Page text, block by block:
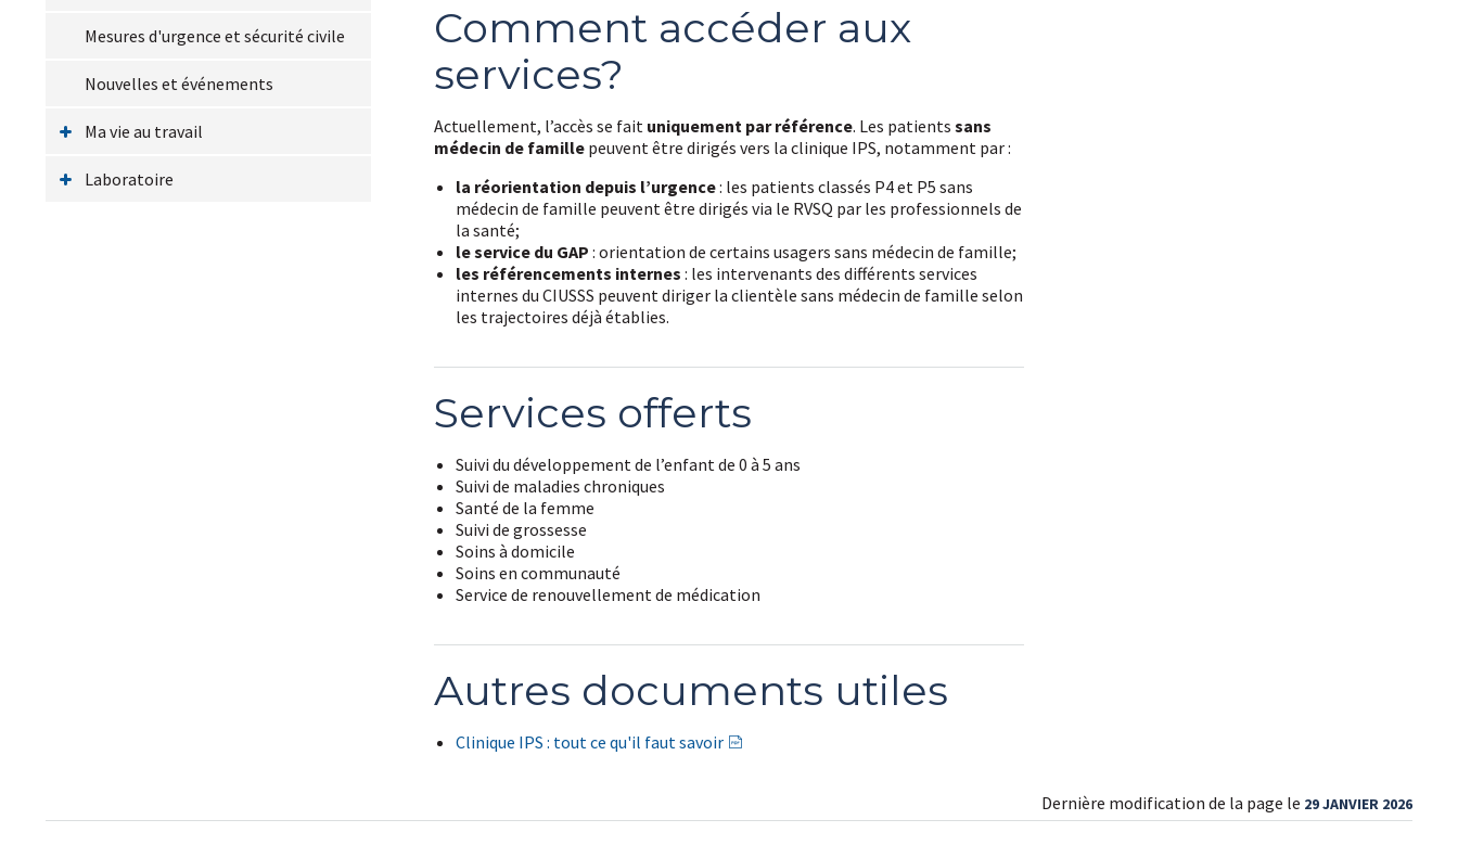
Mesures d'urgence et sécurité civile
Nouvelles et événements
Ma vie au travail
Laboratoire
Comment accéder aux
services?
Actuellement, l’accès se fait uniquement par référence. Les patients sans
médecin de famille peuvent être dirigés vers la clinique IPS, notamment par :
la réorientation depuis l’urgence: les patients classés P4 et P5 sans
médecin de famille peuvent être dirigés via le RVSQ par les professionnels de
la santé;
le service du GAP : orientation de certains usagers sans médecin de famille;
les référencements internes : les intervenants des différents services
internes du CIUSSS peuvent diriger la clientèle sans médecin de famille selon
les trajectoires déjà établies.
Services offerts
Suivi du développement de l’enfant de 0 à 5 ans
Suivi de maladies chroniques
Santé de la femme
Suivi de grossesse
Soins à domicile
Soins en communauté
Service de renouvellement de médication
Autres documents utiles
Clinique IPS : tout ce qu'il faut savoir
Dernière modification de la page le 29 JANVIER 2026